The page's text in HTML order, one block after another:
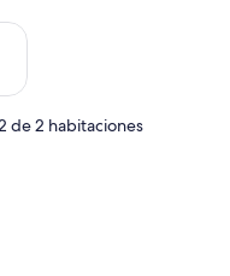
fin de semana,
de 2 habitaciones
ventana con cortinas.